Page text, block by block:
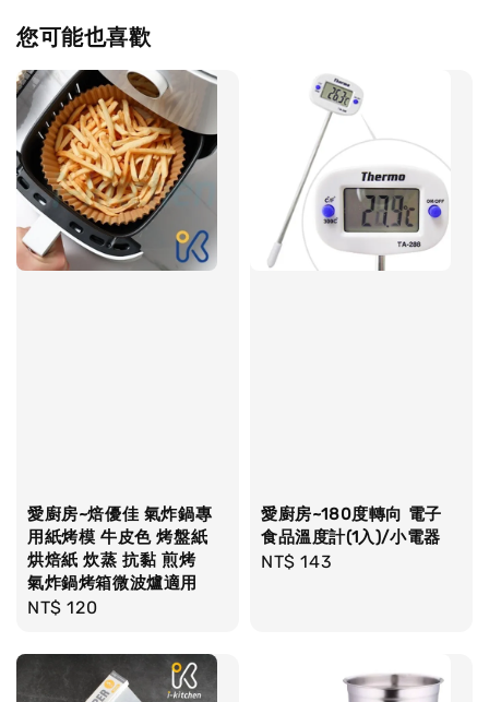
您可能也喜歡
愛廚房~焙優佳 氣炸鍋專
用紙烤模 牛皮色 烤盤紙
烘焙紙 炊蒸 抗黏 煎烤
氣炸鍋烤箱微波爐適用
Regular
NT$ 120
愛廚房~180度轉向 電子
食品溫度計(1入)/小電器
Regular
NT$ 143